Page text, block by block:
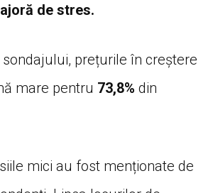
de stres.
prețurile în creștere
mare pentru 73,8% din
mici au fost menționate de